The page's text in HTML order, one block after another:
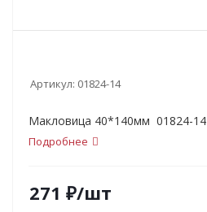
Артикул: 01824-14
Макловица 40*140мм 01824-14
Подробнее
271 ₽/шт